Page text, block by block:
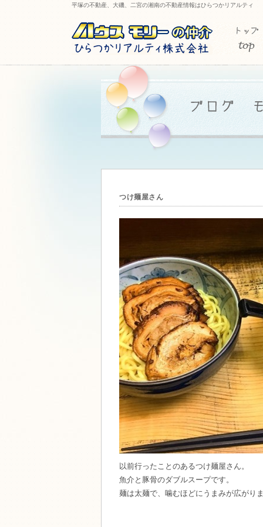
平塚の不動産、大磯、二宮の湘南の不動産情報はひらつかリアルティ
つけ麺屋さん
以前行ったことのあるつけ麺屋さん。
魚介と豚骨のダブルスープです。
麺は太麺で、噛むほどにうまみが広がり